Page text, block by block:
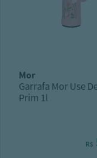
mor
Garrafa Mor Use
Prim 1l
R$